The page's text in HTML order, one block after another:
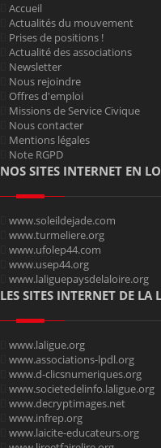
Accueil
Actualités du mouvement
Prises de positions !
Actualité des associations
Newsletter
Nous rejoindre
Offres d'emploi
Missions de Service Civique
Nous contacter
Mentions légales
Note RGPD
NOS SITES INTERNET EN
www.soleildejade.com
www.turmeliere.org
www.ufolep44.com
www.usep44.org
www.laliguepaysdelaloire.org
LES SITES INTERNET DE LA
www.laligue.org
www.associations-lpdl.org
www.d-clicsnumeriques.org
www.societedelinfo.laligue.org
www.decryptimages.net
www.infrep.org
www.laicite-educateurs.org